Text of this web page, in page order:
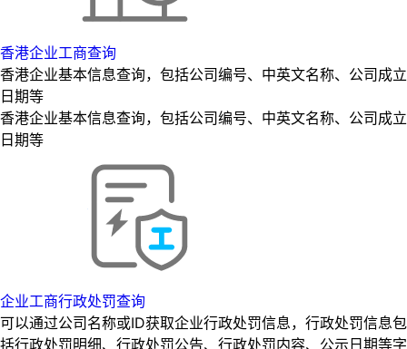
香港企业工商查询
香港企业基本信息查询，包括公司编号、中英文名称、公司成立
日期等
香港企业基本信息查询，包括公司编号、中英文名称、公司成立
日期等
企业工商行政处罚查询
可以通过公司名称或ID获取企业行政处罚信息，行政处罚信息包
括行政处罚明细、行政处罚公告、行政处罚内容、公示日期等字